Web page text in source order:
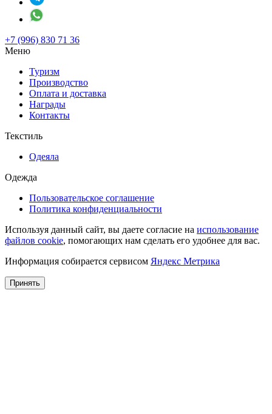
+7 (996) 830 71 36
Меню
Туризм
Производство
Оплата и доставка
Награды
Контакты
Текстиль
Одеяла
Одежда
Пользовательское соглашение
Политика конфиденциальности
Используя данный сайт, вы даете согласие на использование
файлов cookie, помогающих нам сделать его удобнее для вас.
Информация собирается сервисом Яндекс Метрика
Принять